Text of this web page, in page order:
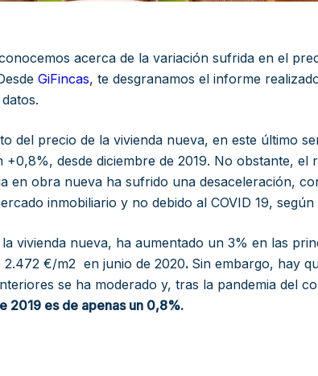
acerca de la variación sufrida en el
GiFincas, te desgranamos el informe
del precio de la vivienda nueva, en este último
+0,8%, desde diciembre de 2019. No obstante,
en obra nueva ha sufrido una desaceleración,
inmobiliario y no debido al COVID 19,
vivienda nueva, ha aumentado un 3% en las
2.472 €/m2 en junio de 2020. Sin embargo, hay
se ha moderado y, tras la pandemia del
2019 es de apenas un 0,8%.